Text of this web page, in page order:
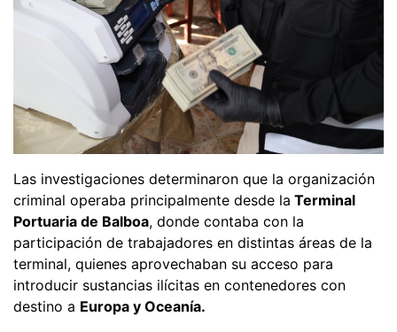
Las investigaciones determinaron que la organización
criminal operaba principalmente desde la Terminal
Portuaria de Balboa, donde contaba con la
participación de trabajadores en distintas áreas de la
terminal, quienes aprovechaban su acceso para
introducir sustancias ilícitas en contenedores con
destino a Europa y Oceanía.